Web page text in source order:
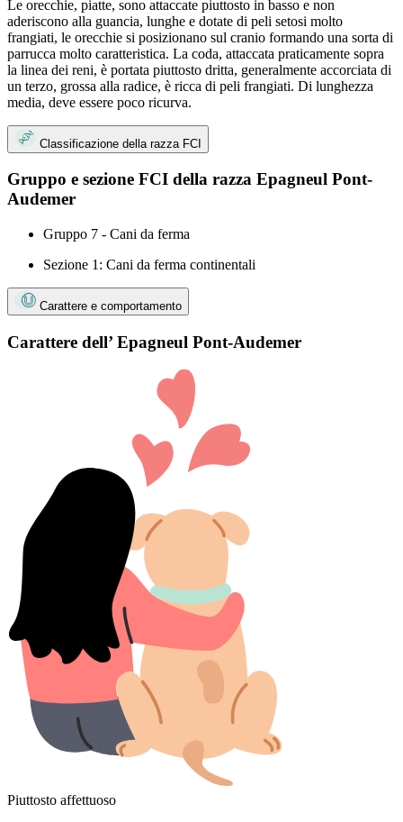
Le orecchie, piatte, sono attaccate piuttosto in basso e non
aderiscono alla guancia, lunghe e dotate di peli setosi molto
frangiati, le orecchie si posizionano sul cranio formando una sorta di
parrucca molto caratteristica. La coda, attaccata praticamente sopra
la linea dei reni, è portata piuttosto dritta, generalmente accorciata di
un terzo, grossa alla radice, è ricca di peli frangiati. Di lunghezza
media, deve essere poco ricurva.
Classificazione della razza FCI
Gruppo e sezione FCI della razza Epagneul Pont-
Audemer
Gruppo 7 - Cani da ferma
Sezione 1: Cani da ferma continentali
Carattere e comportamento
Carattere dell’ Epagneul Pont-Audemer
Piuttosto affettuoso